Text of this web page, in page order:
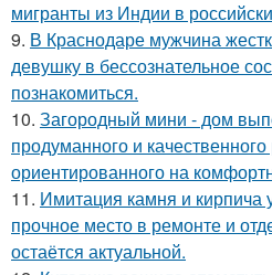
мигранты из Индии в
9. В Краснодаре мужчина
девушку в бессознательное
познакомиться.
10. Загородный мини - дом
продуманного и
ориентированного на
11. Имитация камня и кирпича
прочное место в ремонте и
остаётся актуальной.